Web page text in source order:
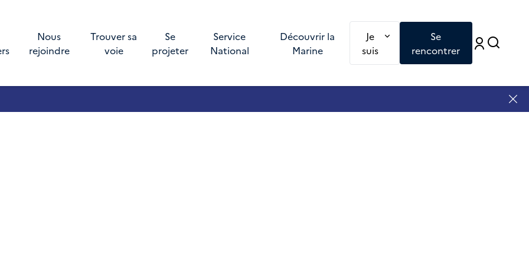
Nous
rejoindre
Trouver sa
voie
Se
projeter
Service
National
Découvrir la
Marine
Je
suis
Redirection vers une nouvelle page :
Se
rencontrer